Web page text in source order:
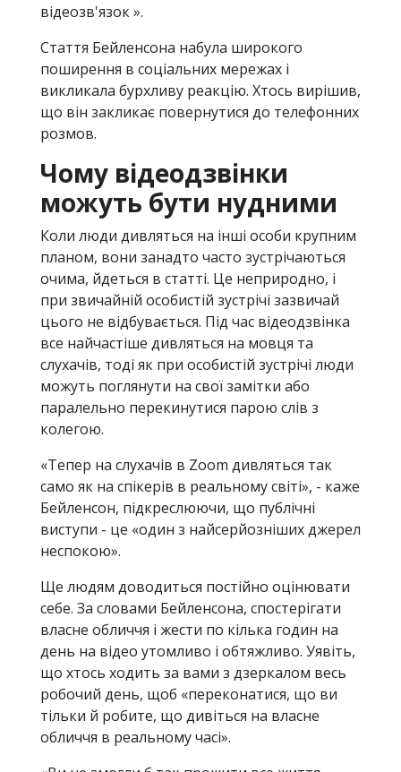
відеозв'язок ».
Стаття Бейленсона набула широкого
поширення в соціальних мережах і
викликала бурхливу реакцію. Хтось вирішив,
що він закликає повернутися до телефонних
розмов.
Чому відеодзвінки
можуть бути нудними
Коли люди дивляться на інші особи крупним
планом, вони занадто часто зустрічаються
очима, йдеться в статті. Це неприродно, і
при звичайній особистій зустрічі зазвичай
цього не відбувається. Під час відеодзвінка
все найчастіше дивляться на мовця та
слухачів, тоді як при особистій зустрічі люди
можуть поглянути на свої замітки або
паралельно перекинутися парою слів з
колегою.
«Тепер на слухачів в Zoom дивляться так
само як на спікерів в реальному світі», - каже
Бейленсон, підкреслюючи, що публічні
виступи - це «один з найсерйозніших джерел
неспокою».
Ще людям доводиться постійно оцінювати
себе. За словами Бейленсона, спостерігати
власне обличчя і жести по кілька годин на
день на відео утомливо і обтяжливо. Уявіть,
що хтось ходить за вами з дзеркалом весь
робочий день, щоб «переконатися, що ви
тільки й робите, що дивіться на власне
обличчя в реальному часі».